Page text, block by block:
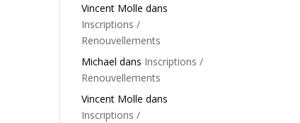
Vincent Molle dans
Inscriptions /
Renouvellements
Michael dans Inscriptions /
Renouvellements
Vincent Molle dans
Inscriptions /